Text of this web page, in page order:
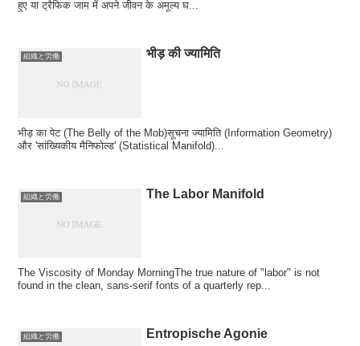
हुए या ट्रैफिक जाम में अपने जीवन के अमूल्य घ...
組織と労働 भीड़ की ज्यामिति
भीड़ का पेट (The Belly of the Mob)सूचना ज्यामिति (Information Geometry)
और 'सांख्यिकीय मैनिफोल्ड' (Statistical Manifold)...
組織と労働 The Labor Manifold
The Viscosity of Monday MorningThe true nature of "labor" is not
found in the clean, sans-serif fonts of a quarterly rep...
組織と労働 Entropische Agonie